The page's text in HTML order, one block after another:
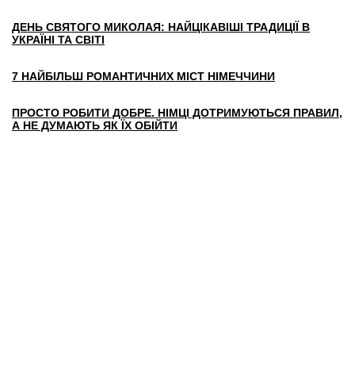
ДЕНЬ СВЯТОГО МИКОЛАЯ: НАЙЦІКАВІШІ ТРАДИЦІЇ В
УКРАЇНІ ТА СВІТІ
7 НАЙБІЛЬШ РОМАНТИЧНИХ МІСТ НІМЕЧЧИНИ
ПРОСТО РОБИТИ ДОБРЕ. НІМЦІ ДОТРИМУЮТЬСЯ ПРАВИЛ,
А НЕ ДУМАЮТЬ ЯК ЇХ ОБІЙТИ